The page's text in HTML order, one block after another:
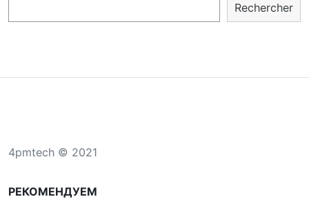
Rechercher
4pmtech © 2021
РЕКОМЕНДУЕМ